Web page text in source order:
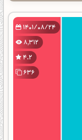
1401/08/24
8,312
4.2
636